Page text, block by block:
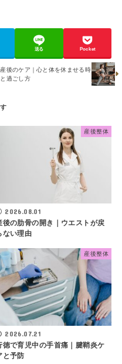
送る Pocket
後のケア｜心と体を休ませる時
過ごし方
産後整体
2026.08.01
後の肋骨の開き｜ウエストが戻
ない理由
産後整体
2026.07.21
徳で育児中の手首痛｜腱鞘炎ケ
と予防